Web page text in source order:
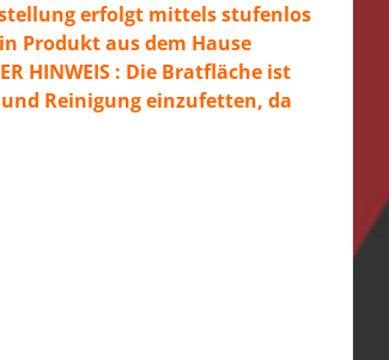
erfolgt mittels stufenlos
Produkt aus dem Hause
HINWEIS : Die Bratfläche ist
Reinigung einzufetten, da